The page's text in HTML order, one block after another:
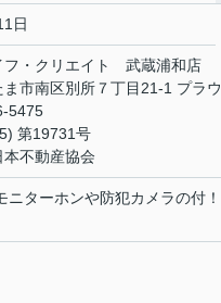
日
フ・クリエイト 武蔵浦和店
ま市南区別所７丁目21-1 プラ
5475
第19731号
不動産協会
ターホンや防犯カメラの付